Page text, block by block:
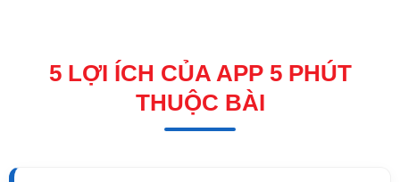
5 LỢI ÍCH CỦA APP 5 PHÚT
THUỘC BÀI